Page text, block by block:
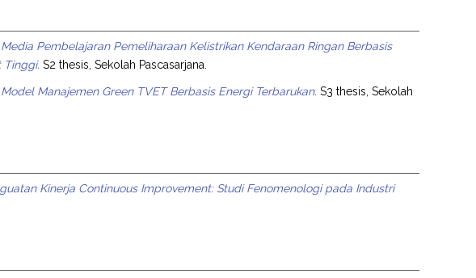
Pembelajaran Pemeliharaan Kelistrikan Kendaraan Ringan Berbasis
Tinggi. S2 thesis, Sekolah Pascasarjana.
Model Manajemen Green TVET Berbasis Energi Terbarukan. S3 thesis, Sekolah
Kinerja Continuous Improvement: Studi Fenomenologi pada Industri